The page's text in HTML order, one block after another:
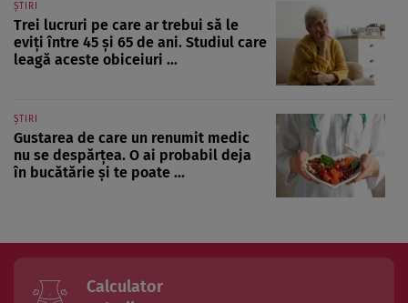
ȘTIRI
Trei lucruri pe care ar trebui să le
eviți între 45 și 65 de ani. Studiul care
leagă aceste obiceiuri ...
ȘTIRI
Gustarea de care un renumit medic
nu se despărțea. O ai probabil deja
în bucătărie și te poate ...
Calculator